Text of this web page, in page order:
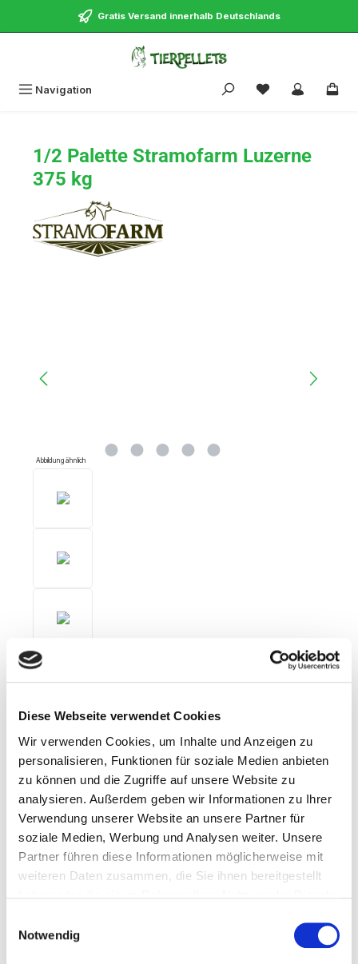
Diese Webseite verwendet Cookies
Wir verwenden Cookies, um Inhalte und Anzeigen zu
personalisieren, Funktionen für soziale Medien anbieten
zu können und die Zugriffe auf unsere Website zu
analysieren. Außerdem geben wir Informationen zu Ihrer
Verwendung unserer Website an unsere Partner für
soziale Medien, Werbung und Analysen weiter. Unsere
Partner führen diese Informationen möglicherweise mit
weiteren Daten zusammen, die Sie ihnen bereitgestellt
Notwendig
Gratis Versand innerhalb Deutschlands
Navigation
1/2 Palette Stramofarm Luzerne
375 kg
Abbildung ähnlich
344,00 €
Produkt Anzahl: Gib den gewünschten Wert ein oder benutze die Schaltflächen um
In den Warenkorb
Produktnummer: